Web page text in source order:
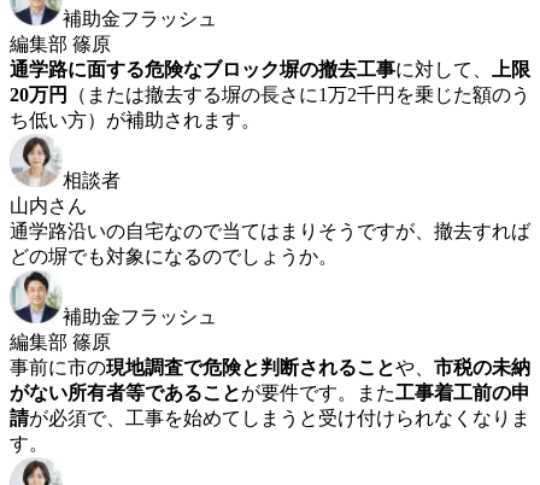
補助金フラッシュ
編集部 篠原
通学路に面する危険なブロック塀の撤去工事に対して、
上限
20万円
（または撤去する塀の長さに1万2千円を乗じた額のう
ち低い方）が補助されます。
相談者
山内さん
通学路沿いの自宅なので当てはまりそうですが、撤去すれば
どの塀でも対象になるのでしょうか。
補助金フラッシュ
編集部 篠原
事前に市の現地調査で危険と判断されることや、 市税の未納
がない所有者等であることが要件です。また工事着工前の申
請が必須で、工事を始めてしまうと受け付けられなくなりま
す。